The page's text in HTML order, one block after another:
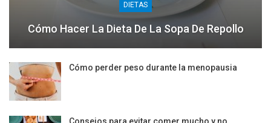
DIETAS
Cómo Hacer La Dieta De La Sopa De Repollo
Cómo perder peso durante la menopausia